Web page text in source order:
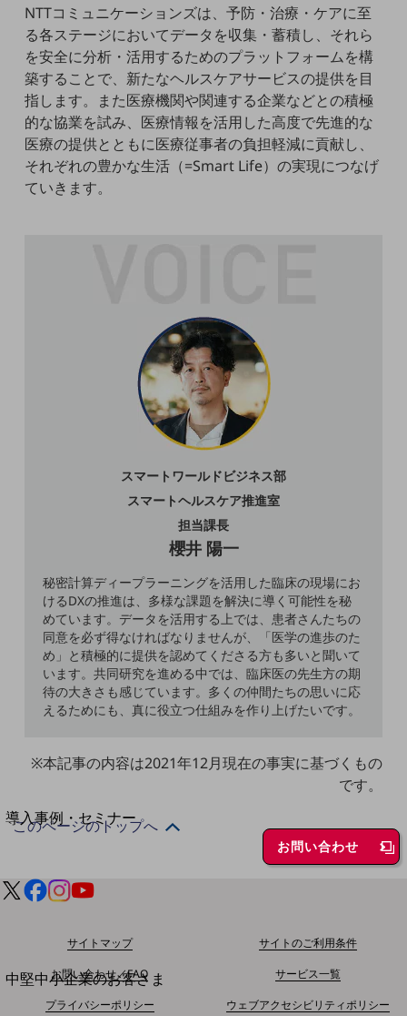
製品
製品TOP
ビジネス向けスマートフォン
タフネススマートフォン
データ通信製品
ドコモケータイ
5G対応ホームルーター
ドコモBiz データ無制限 ドコモ MAX ドコモ mini ドコモBiz かけ放題
端末の一元管理
セキュリティ
運用保守・故障紛失サポート
回線・ネットワーク
お手続き
導入事例・セミナー
導入事例TOP
セミナー
別ウィンドウで開きます
中堅中小企業のお客さま
NTTドコモビジネスウォッチ
NTTコミュニケーションズは、予防・治療・ケアに至
る各ステージにおいてデータを収集・蓄積し、それら
を安全に分析・活用するためのプラットフォームを構
築することで、新たなヘルスケアサービスの提供を目
指します。また医療機関や関連する企業などとの積極
的な協業を試み、医療情報を活用した高度で先進的な
医療の提供とともに医療従事者の負担軽減に貢献し、
それぞれの豊かな生活（=Smart Life）の実現につなげ
ていきます。
スマートワールドビジネス部
スマートヘルスケア推進室
担当課長
櫻井 陽一
秘密計算ディープラーニングを活用した臨床の現場にお
けるDXの推進は、多様な課題を解決に導く可能性を秘
めています。データを活用する上では、患者さんたちの
同意を必ず得なければなりませんが、「医学の進歩のた
め」と積極的に提供を認めてくださる方も多いと聞いて
います。共同研究を進める中では、臨床医の先生方の期
待の大きさも感じています。多くの仲間たちの思いに応
えるためにも、真に役立つ仕組みを作り上げたいです。
※本記事の内容は2021年12月現在の事実に基づくもの
です。
お問い合わせ
このページのトップへ
サイトマップ
サイトのご利用条件
お問い合わせ／FAQ
サービス一覧
プライバシーポリシー
ウェブアクセシビリティポリシー